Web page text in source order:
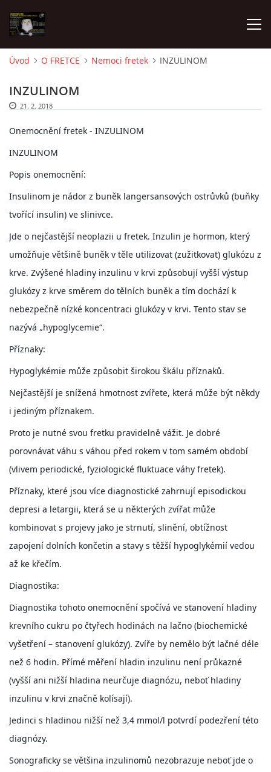
FRETKY V ÚTULKU
K ADOPCI
V PÉČI
VIRTUÁLNÍ ADOPCE
V NOVÝCH DOMOVECH
DFD - DOMOV FRETČÍCH DŮCHODCŮ
O FRETCE
O FRETCE
PÉČE O FRETKU
CHCI SI POŘÍDIT FRETKU
VÝCHOVA FRETKY
NEMOCI FRETEK
STRAVA
Úvod O FRETCE Nemoci fretek INZULINOM
INZULINOM
21. 2. 2018
Onemocnění fretek - INZULINOM
INZULINOM
Popis onemocnění:
Insulinom je nádor z buněk langersansových ostrůvků (buňky
tvořící insulin) ve slinivce.
Jde o nejčastější neoplazii u fretek. Inzulin je hormon, který
umožňuje většině buněk v těle utilizovat (zužitkovat) glukózu z
krve. Zvýšené hladiny inzulinu v krvi způsobují vyšší výstup
glukózy z krve směrem do tělních buněk a tím dochází k
nebezpečně nízké koncentraci glukózy v krvi. Tento stav se
nazývá „hypoglycemie“.
Příznaky:
Hypoglykémie může způsobit širokou škálu příznaků.
Nejčastější je snížená hmotnost zvířete, která může být někdy
i jediným příznakem.
Proto je nutné svou fretku pravidelně vážit. Je dobré
porovnávat váhu s váhou před rokem v tom samém období
(vlivem periodické, fyziologické fluktuace váhy fretek).
Příznaky, které jsou více diagnostické zahrnují episodickou
depresi a letargii, která se u některých zvířat může
kombinovat s projevy jako je strnutí, slinění, obtížnost
zapojení dolních končetin a stavy s těžší hypoglykémií vedou
až ke křečím.
Diagnostika:
Diagnostika tohoto onemocnění spočívá ve stanovení hladiny
krevního cukru po čtyřech hodinách na lačno (biochemické
vyšetření – stanovení glukózy). Zvíře by nemělo být lačné déle
než 6 hodin. Přímé měření hladin inzulinu není průkazné
(vyšší ani nižší hladina neurčuje diagnózu, neboť hladiny
inzulinu v krvi značně kolísají).
Jedinci s hladinou nižší než 3,4 mmol/l potvrdí podezření této
diagnózy.
Sonograficky se většina inzulinomů nezobrazuje neboť jde o